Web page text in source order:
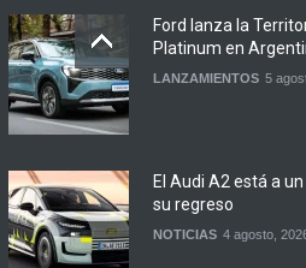
Ford lanza la
Platinum en
LANZAMIENTOS 5
El Audi A2 está a
su regreso
NOTICIAS 4 agosto,